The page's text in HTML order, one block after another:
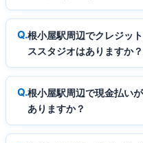
根小屋駅周辺でクレジッ
ススタジオはありますか？
根小屋駅周辺で現金払い
ありますか？